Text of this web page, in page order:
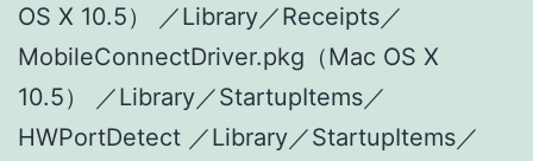
OS X 10.5） ／Library／Receipts／
MobileConnectDriver.pkg（Mac OS X
10.5） ／Library／StartupItems／
HWPortDetect ／Library／StartupItems／